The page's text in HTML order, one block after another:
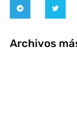
Archivos